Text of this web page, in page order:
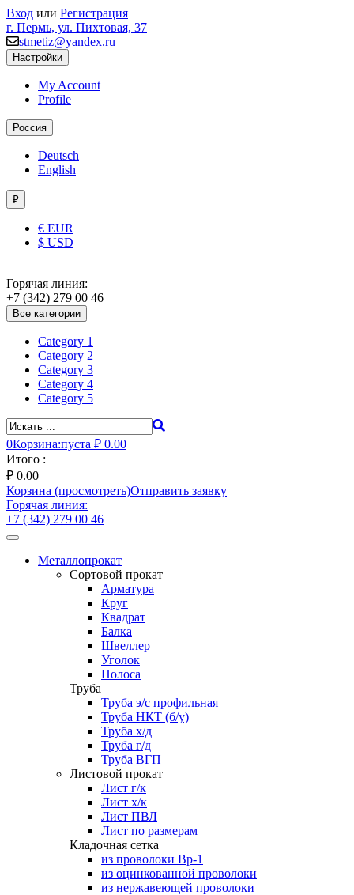
Вход или Регистрация
г. Пермь, ул. Пихтовая, 37
stmetiz@yandex.ru
Настройки
My Account
Profile
Россия
Deutsch
English
₽
€ EUR
$ USD
Горячая линия:
+7 (342) 279 00 46
Все категории
Category 1
Category 2
Category 3
Category 4
Category 5
0Корзина:пуста ₽ 0.00
Итого :
₽ 0.00
Корзина (просмотреть)Отправить заявку
Горячая линия:
+7 (342) 279 00 46
Toggle
navigationМеталлопрокат
Сортовой прокат
Арматура
Круг
Квадрат
Балка
Швеллер
Уголок
Полоса
Труба
Труба э/с профильная
Труба НКТ (б/у)
Труба х/д
Труба г/д
Труба ВГП
Листовой прокат
Лист г/к
Лист х/к
Лист ПВЛ
Лист по размерам
Кладочная сетка
из проволоки Вр-1
из оцинкованной проволоки
из нержавеющей проволоки